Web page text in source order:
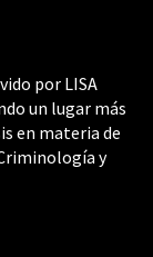
por LISA
un lugar más
en materia de
y